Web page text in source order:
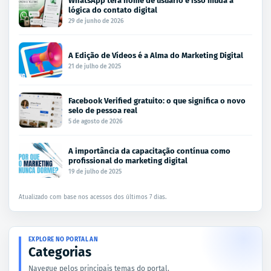
lógica do contato digital
29 de junho de 2026
A Edição de Vídeos é a Alma do Marketing Digital
21 de julho de 2025
Facebook Verified gratuito: o que significa o novo
selo de pessoa real
5 de agosto de 2026
A importância da capacitação contínua como
profissional do marketing digital
19 de julho de 2025
Atualizado com base nos acessos dos últimos 7 dias.
EXPLORE NO PORTAL AN
Categorias
Navegue pelos principais temas do portal.